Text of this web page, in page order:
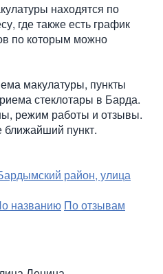
находятся по
где также есть график
по которым можно
макулатуры, пункты
стеклотары в Барда.
режим работы и отзывы.
ближайший пункт.
район, улица
названию По отзывам